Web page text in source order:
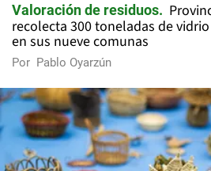
Valoración de residuos
recolecta 300 toneladas de
en sus nueve comunas
Por Pablo Oyarzún